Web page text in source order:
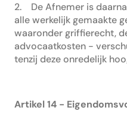
2. De Afnemer is
alle werkelijk gemaakte
waaronder griffierecht,
advocaatkosten -
tenzij deze onredelijk
Artikel 14 -